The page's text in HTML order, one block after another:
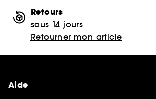
Retours
sous 14 jours
Retourner mon article
Aide